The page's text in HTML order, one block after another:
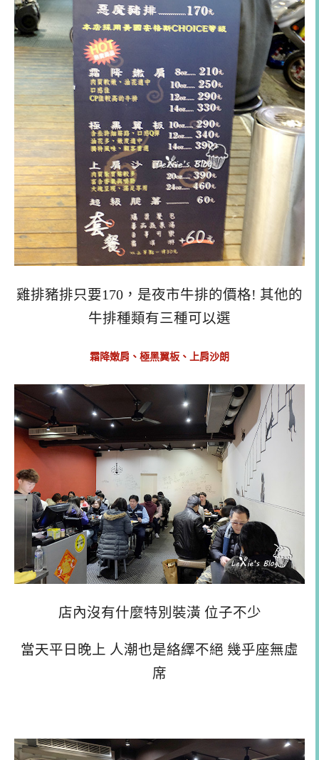
雞排豬排只要170，是夜市牛排的價格! 其他的
牛排種類有三種可以選
霜降嫩肩、極黑翼板、上肩沙朗
店內沒有什麼特別裝潢 位子不少
當天平日晚上 人潮也是絡繹不絕 幾乎座無虛
席